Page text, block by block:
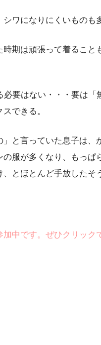
ワになりにくいものも
時期は頑張って着るこ
要はない・・・要は
できる。
と言っていた息子は
服が多くなり、もっ
とほとんど手放したそ
中です。ぜひクリック